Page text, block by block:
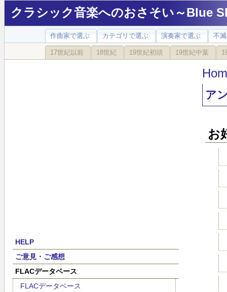
クラシック音楽へのおさそい～Blue
作曲家で選ぶ カテゴリで選ぶ 演奏家で選ぶ 不
17世紀以前 18世紀 19世紀初頭 19世紀中葉
HELP
ご意見・ご感想
FLACデータベース
FLACデータベース
ア
お